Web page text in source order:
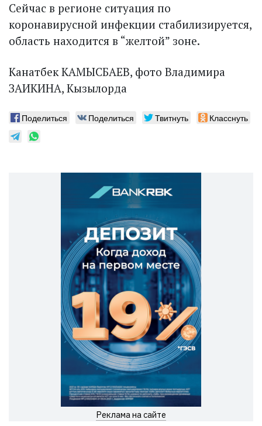
Сейчас в регионе ситуация по
коронавирусной инфекции стабилизируется,
область находится в “желтой” зоне.
Канатбек КАМЫСБАЕВ, фото Владимира
ЗАИКИНА, Кызылорда
Поделиться Поделиться Твитнуть Класснуть
Реклама на сайте